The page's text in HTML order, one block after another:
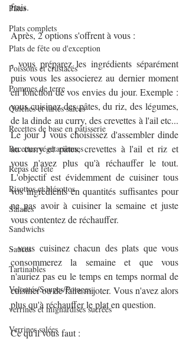
Pâtes
Plats complets
Plats de fête ou d'exception
Poissons et crustacés
Pommes de terre
Quiches et tartes salées
Recettes de base en pâtisserie
Recettes végétariennes
Repas de fête
Risottos et blésottos
Salades
Sandwichs
Sauces
Tartinables
Veloutés/Soupes/Potages
verrines et mignardises sucrées
Verrines salées
frais.
Après, 2 options s'offrent à vous :
- vous préparez les ingrédients séparément
puis vous les associerez au dernier moment
en fonction de vos envies du jour. Exemple :
vous cuisinez des pâtes, du riz, des légumes,
de la dinde au curry, des crevettes à l'ail etc...
Le jour J vous choisissez d'assembler dinde
au curry et pâtes, crevettes à l'ail et riz et
vous n'avez plus qu'à réchauffer le tout.
L'objectif est évidemment de cuisiner tous
vos ingrédients en quantités suffisantes pour
ne pas avoir à cuisiner la semaine et juste
vous contentez de réchauffer.
- vous cuisinez chacun des plats que vous
consommerez la semaine et que vous
n'auriez pas eu le temps en temps normal de
cuisiner ou de faire mijoter. Vous n'avez alors
plus qu'à réchauffer le plat en question.
Ce qu'il vous faut :